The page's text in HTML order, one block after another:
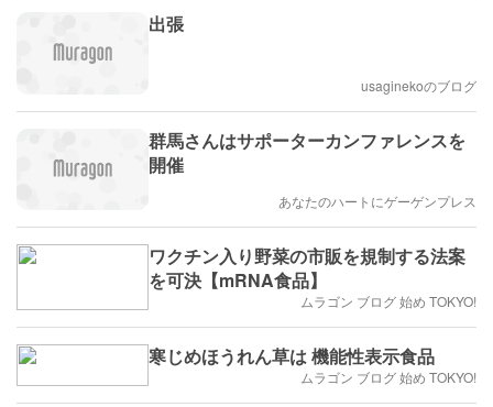
出張
usaginekoのブログ
群馬さんはサポーターカンファレンスを
開催
あなたのハートにゲーゲンプレス
ワクチン入り野菜の市販を規制する法案
を可決【mRNA食品】
ムラゴン ブログ 始め TOKYO!
寒じめほうれん草は 機能性表示食品
ムラゴン ブログ 始め TOKYO!